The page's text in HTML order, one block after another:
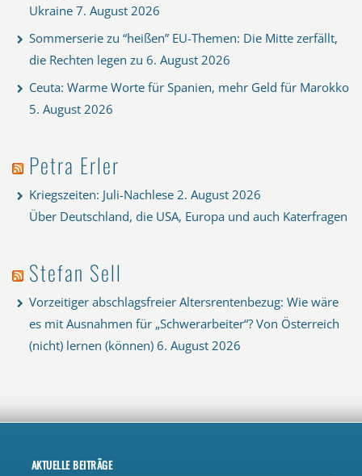
Ukraine 7. August 2026
Sommerserie zu “heißen” EU-Themen: Die Mitte zerfällt,
die Rechten legen zu 6. August 2026
Ceuta: Warme Worte für Spanien, mehr Geld für Marokko
5. August 2026
Petra Erler
Kriegszeiten: Juli-Nachlese 2. August 2026
Über Deutschland, die USA, Europa und auch Katerfragen
Stefan Sell
Vorzeitiger abschlagsfreier Altersrentenbezug: Wie wäre
es mit Ausnahmen für „Schwerarbeiter“? Von Österreich
(nicht) lernen (können) 6. August 2026
AKTUELLE BEITRÄGE